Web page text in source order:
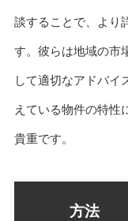
談することで、より
す。彼らは地域の市
して適切なアドバイ
えている物件の特性
貴重です。
方法